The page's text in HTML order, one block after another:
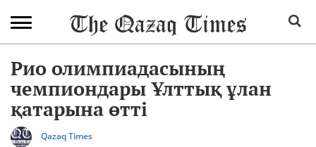
Рио олимпиадасының
чемпиондары Ұлттық ұлан
қатарына өтті
Qazaq Times